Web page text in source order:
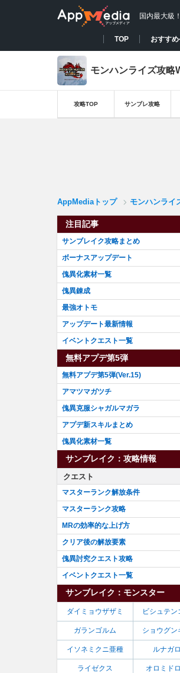
国内最大級
TOP おすす
モンハンライズ攻略
攻略TOP サンブレ攻略
AppMediaトップ モンハンライ
注目記事
サンブレイク攻略まとめ
ボーナスアップデート
傀異化素材一覧
傀異錬成
最強オトモ
アップデート最新情報
イベントクエスト一覧
無料アプデ第5弾
無料アプデ第5弾(Ver.15)
アマツマガツチ
傀異克服シャガルマガラ
アプデ新スキルまとめ
傀異化素材一覧
サンブレイク：攻略情報
クエスト
マスターランク解放条件
マスターランク攻略
MRの効率的な上げ方
クリア後の解放要素
傀異討究クエスト攻略
イベントクエスト一覧
サンブレイク：モンスター
ダイミョウザザミ ビシュテン
ガランゴルム ショウグン
イソネミクニ亜種 ルナガ
ライゼクス オロミド